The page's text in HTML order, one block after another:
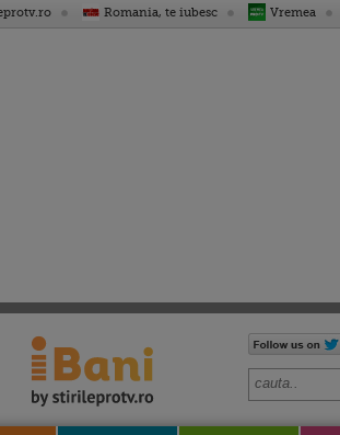
Romania, te iubesc Vremea